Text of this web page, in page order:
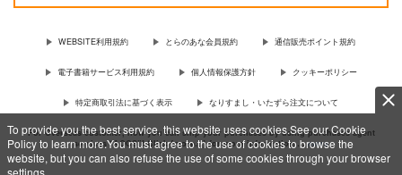
To provide you the best service, this website uses cookies.See our Cookie
Policy to learn more.You must agree to the use of cookies to browse the
website, but you can also refuse the use of some cookies through your browser
settings.
WEBSITE利用規約 とらのあな会員規約 通信販売ポイント規約
電子書籍サービス利用規約 個人情報保護方針 クッキーポリシー
特定商取引法に基づく表示 なりすまし・いたずら注文について
For Overseas customer, now you can ship your purchases by using purchases agent
services “AOCS”! Click {more…} for more information …more